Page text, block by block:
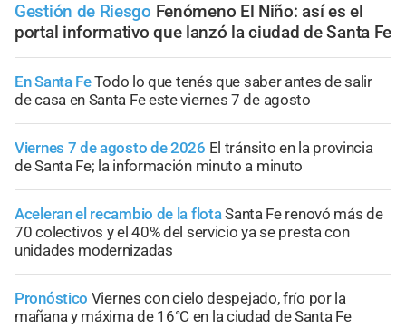
Gestión de Riesgo Fenómeno El Niño: así es el
portal informativo que lanzó la ciudad de Santa Fe
En Santa FeTodo lo que tenés que saber antes de salir
de casa en Santa Fe este viernes 7 de agosto
Viernes 7 de agosto de 2026 El tránsito en la provincia
de Santa Fe; la información minuto a minuto
Aceleran el recambio de la flotaSanta Fe renovó más de
70 colectivos y el 40% del servicio ya se presta con
unidades modernizadas
Pronóstico Viernes con cielo despejado, frío por la
mañana y máxima de 16°C en la ciudad de Santa Fe